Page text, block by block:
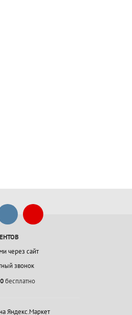
через сайт
звонок
бесплатно
Яндекс.Маркет